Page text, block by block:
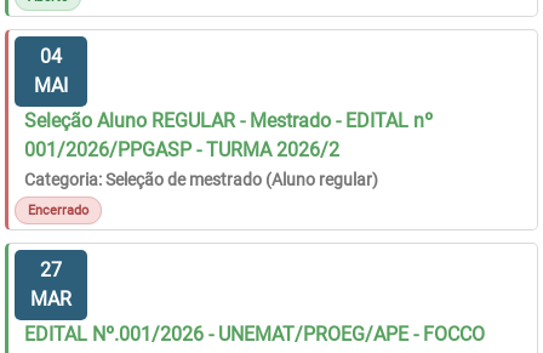
04
MAI
Seleção Aluno REGULAR - Mestrado - EDITAL nº
001/2026/PPGASP - TURMA 2026/2
Categoria: Seleção de mestrado (Aluno regular)
Encerrado
27
MAR
EDITAL Nº.001/2026 - UNEMAT/PROEG/APE - FOCCO